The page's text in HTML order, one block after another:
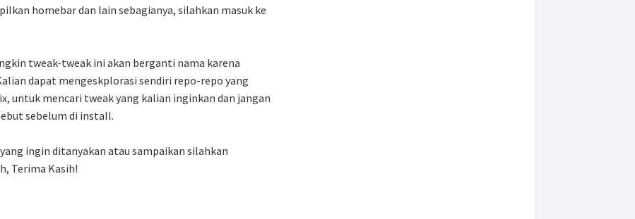
homebar dan lain sebagianya, silahkan masuk ke
tweak-tweak ini akan berganti nama karena
dapat mengeskplorasi sendiri repo-repo yang
untuk mencari tweak yang kalian inginkan dan jangan
sebelum di install.
ingin ditanyakan atau sampaikan silahkan
Terima Kasih!